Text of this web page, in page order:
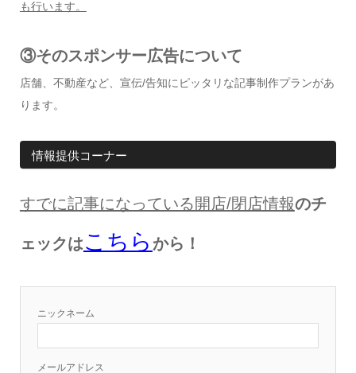
も行います。
③そのスポンサー広告について
店舗、不動産など、宣伝/告知にピッタリな記事制作プランがあ
ります。
情報提供コーナー
すでに記事になっている開店/閉店情報のチ
ェックはこちら から！
ニックネーム
メールアドレス